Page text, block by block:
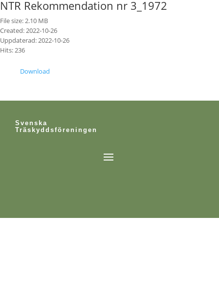
NTR Rekommendation nr 3_1972
File size: 2.10 MB
Created: 2022-10-26
Uppdaterad: 2022-10-26
Hits: 236
Download
Svenska
Träskyddsföreningen